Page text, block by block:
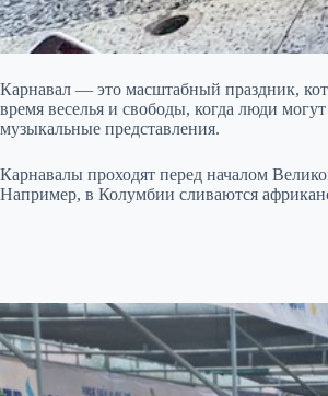
Карнавал — это масштабный праздник,
время веселья и свободы, когда люди
музыкальные представления.
Карнавалы проходят перед началом
Например, в Колумбии сливаются